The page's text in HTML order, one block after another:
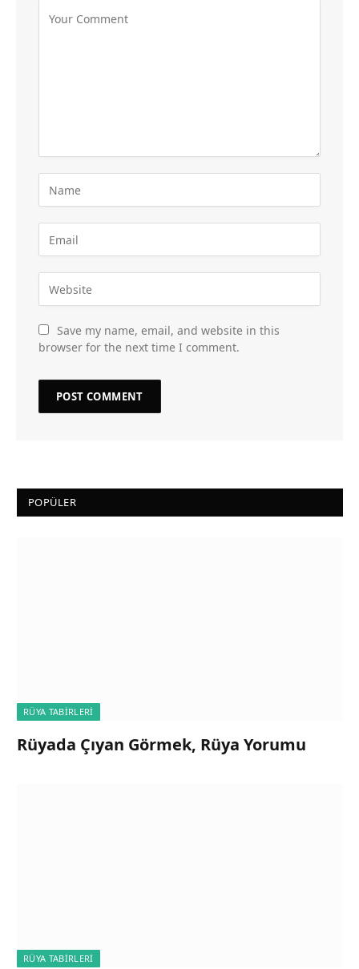
Save my name, email, and website in this
browser for the next time I comment.
POPÜLER
RÜYA TABIRLERI
Rüyada Çıyan Görmek, Rüya Yorumu
RÜYA TABIRLERI